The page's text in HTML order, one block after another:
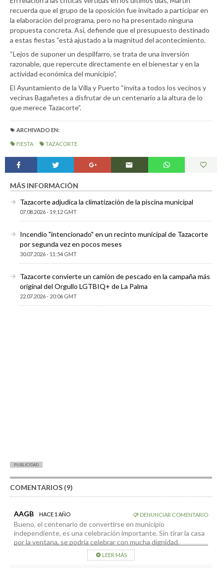
recuerda que el grupo de la oposición fue invitado a participar en
la elaboración del programa, pero no ha presentado ninguna
propuesta concreta. Así, defiende que el presupuesto destinado
a estas fiestas “está ajustado a la magnitud del acontecimiento.
“Lejos de suponer un despilfarro, se trata de una inversión
razonable, que repercute directamente en el bienestar y en la
actividad económica del municipio”.
El Ayuntamiento de la Villa y Puerto “invita a todos los vecinos y
vecinas Bagañetes a disfrutar de un centenario a la altura de lo
que merece Tazacorte”.
ARCHIVADO EN:
FIESTA TAZACORTE
MÁS INFORMACIÓN
Tazacorte adjudica la climatización de la piscina municipal
07.08.2026 - 19:12 GMT
Incendio "intencionado" en un recinto municipal de Tazacorte
por segunda vez en pocos meses
30.07.2026 - 11:54 GMT
Tazacorte convierte un camión de pescado en la campaña más
original del Orgullo LGTBIQ+ de La Palma
22.07.2026 - 20:06 GMT
PUBLICIDAD
COMENTARIOS (9)
AAGB HACE 1 AÑO DENUNCIAR COMENTARIO
Bueno, el centenario de convertirse en municipio
independiente, es una celebración importante. Sin tirar la casa
por la ventana, se podría celebrar con mucha dignidad.
Creo que Tazacorte y su gente se lo merece.
LEER MÁS